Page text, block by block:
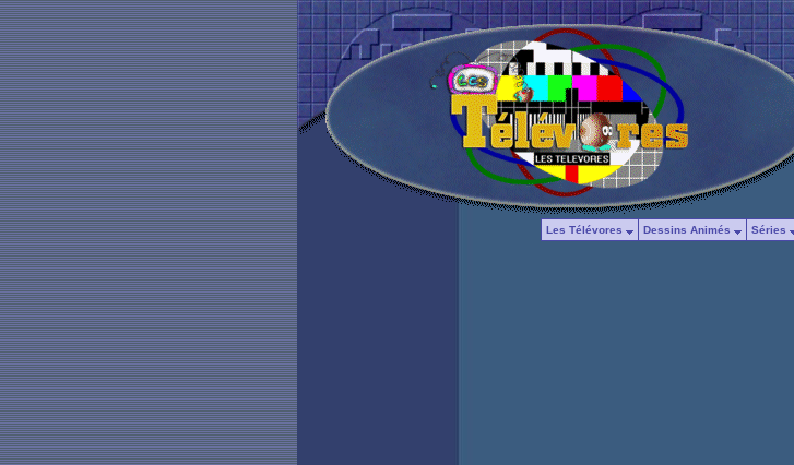
Les Télévores Dessins Animés Séries